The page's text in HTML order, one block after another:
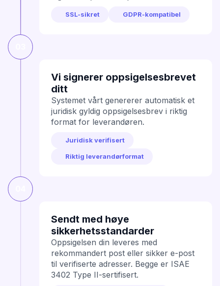
SSL-sikret GDPR-kompatibel
Vi signerer oppsigelsesbrevet
ditt
Systemet vårt genererer automatisk et
juridisk gyldig oppsigelsesbrev i riktig
format for leverandøren.
Juridisk verifisert
Riktig leverandørformat
Sendt med høye
sikkerhetsstandarder
Oppsigelsen din leveres med
rekommandert post eller sikker e-post
til verifiserte adresser. Begge er ISAE
3402 Type II-sertifisert.